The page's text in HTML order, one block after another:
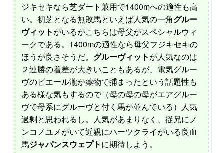
ジキセキなら芝ダート兼用で1400mへの適性も高
い。初芝となる無敗馬といえば人気の一角グルー
ヴィットがいるがこちらは母父がスペシャルウィ
ークである。1400mの適性なら母父フジキセキの
ほうが良さそうだ。 グルーヴィットが人気なのは
２連勝の着差が大きいこともあるが、電気グルー
ヴのピエール瀧が薬物で捕まったという話題性も
ある様な気もするので（母の母の母がエアグルー
ヴで母系にグルーヴと付く馬が並んでいる）人気
過剰と思われるし。人気があまりなく、従兄にノ
ンコノユメがいて近親にハーツクライがいる良血
馬ジャパンスウェプトに期待しよう。